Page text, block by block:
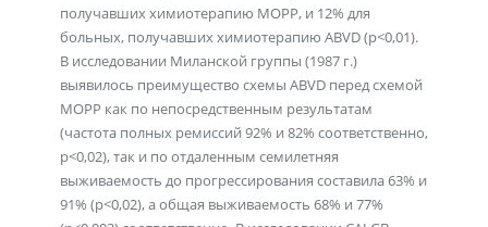
получавших химиотерапию МОРР, и 12% для
больных, получавших химиотерапию ABVD (p<0,01).
В исследовании Миланской группы (1987 г.)
выявилось преимущество схемы ABVD перед схемой
МОРР как по непосредственным результатам
(частота полных ремиссий 92% и 82% соответственно,
p<0,02), так и по отдаленным семилетняя
выживаемость до прогрессирования составила 63% и
91% (p<0,02), а общая выживаемость 68% и 77%